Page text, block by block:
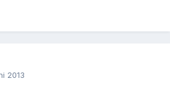
2013